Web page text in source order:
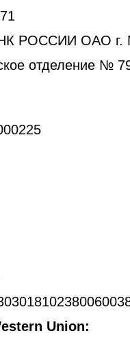
РОССИИ ОАО г.
отделение №
Union: